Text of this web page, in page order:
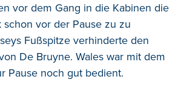
vor dem Gang in die Kabinen die
schon vor der Pause zu zu
Fußspitze verhinderte den
De Bruyne. Wales war mit dem
Pause noch gut bedient.